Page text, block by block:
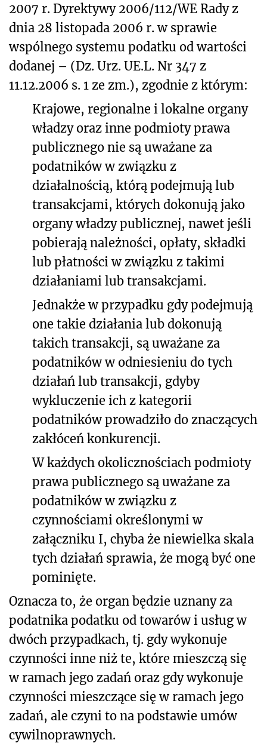
2007 r. Dyrektywy 2006/112/WE Rady z
dnia 28 listopada 2006 r. w sprawie
wspólnego systemu podatku od wartości
dodanej – (Dz. Urz. UE.L. Nr 347 z
11.12.2006 s. 1 ze zm.), zgodnie z którym:
Krajowe, regionalne i lokalne organy
władzy oraz inne podmioty prawa
publicznego nie są uważane za
podatników w związku z
działalnością, którą podejmują lub
transakcjami, których dokonują jako
organy władzy publicznej, nawet jeśli
pobierają należności, opłaty, składki
lub płatności w związku z takimi
działaniami lub transakcjami.
Jednakże w przypadku gdy podejmują
one takie działania lub dokonują
takich transakcji, są uważane za
podatników w odniesieniu do tych
działań lub transakcji, gdyby
wykluczenie ich z kategorii
podatników prowadziło do znaczących
zakłóceń konkurencji.
W każdych okolicznościach podmioty
prawa publicznego są uważane za
podatników w związku z
czynnościami określonymi w
załączniku I, chyba że niewielka skala
tych działań sprawia, że mogą być one
pominięte.
Oznacza to, że organ będzie uznany za
podatnika podatku od towarów i usług w
dwóch przypadkach, tj. gdy wykonuje
czynności inne niż te, które mieszczą się
w ramach jego zadań oraz gdy wykonuje
czynności mieszczące się w ramach jego
zadań, ale czyni to na podstawie umów
cywilnoprawnych.